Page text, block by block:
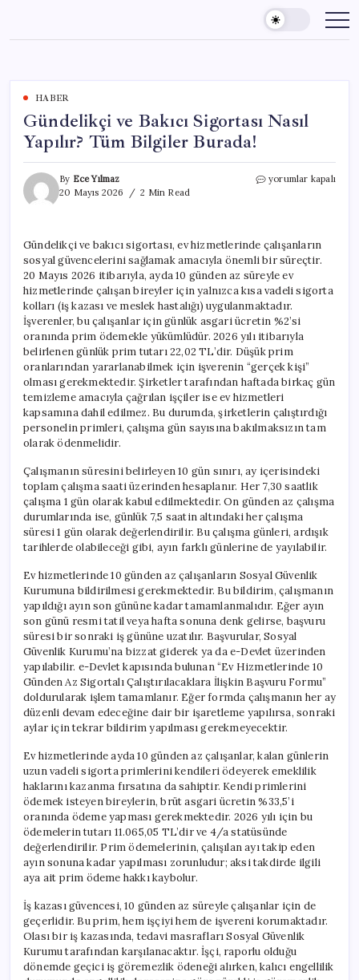
content
HABER
Gündelikçi ve Bakıcı Sigortası Nasıl
Yapılır? Tüm Bilgiler Burada!
By Ece Yılmaz
20 Mayıs 2026
2 Min Read
Gündelikçi
Yapılır?
Tüm
Bilgiler
Burada!
için
yorumlar kapalı
Gündelikçi ve bakıcı sigortası, ev hizmetlerinde çalışanların
sosyal güvencelerini sağlamak amacıyla önemli bir süreçtir.
20 Mayıs 2026 itibarıyla, ayda 10 günden az süreyle ev
hizmetlerinde çalışan bireyler için yalnızca kısa vadeli sigorta
kolları (iş kazası ve meslek hastalığı) uygulanmaktadır.
İşverenler, bu çalışanlar için günlük asgari ücretin %2’si
oranında prim ödemekle yükümlüdür. 2026 yılı itibarıyla
belirlenen günlük prim tutarı 22,02 TL’dir. Düşük prim
oranlarından yararlanabilmek için işverenin “gerçek kişi”
olması gerekmektedir. Şirketler tarafından haftada birkaç gün
temizleme amacıyla çağrılan işçiler ise ev hizmetleri
kapsamına dahil edilmez. Bu durumda, şirketlerin çalıştırdığı
personelin primleri, çalışma gün sayısına bakılmaksızın tam
olarak ödenmelidir.
Çalışmanın süresini belirleyen 10 gün sınırı, ay içerisindeki
toplam çalışma saati üzerinden hesaplanır. Her 7,30 saatlik
çalışma 1 gün olarak kabul edilmektedir. On günden az çalışma
durumlarında ise, günlük 7,5 saatin altındaki her çalışma
süresi 1 gün olarak değerlendirilir. Bu çalışma günleri, ardışık
tarihlerde olabileceği gibi, ayın farklı günlerine de yayılabilir.
Ev hizmetlerinde 10 günden az çalışanların Sosyal Güvenlik
Kurumuna bildirilmesi gerekmektedir. Bu bildirim, çalışmanın
yapıldığı ayın son gününe kadar tamamlanmalıdır. Eğer ayın
son günü resmi tatil veya hafta sonuna denk gelirse, başvuru
süresi bir sonraki iş gününe uzatılır. Başvurular, Sosyal
Güvenlik Kurumu’na bizzat giderek ya da e-Devlet üzerinden
yapılabilir. e-Devlet kapısında bulunan “Ev Hizmetlerinde 10
Günden Az Sigortalı Çalıştırılacaklara İlişkin Başvuru Formu”
doldurularak işlem tamamlanır. Eğer formda çalışmanın her ay
düzenli devam edeceğine dair bir işaretleme yapılırsa, sonraki
aylar için tekrar bildirim yapılması gerekmeyecektir.
Ev hizmetlerinde ayda 10 günden az çalışanlar, kalan günlerin
uzun vadeli sigorta primlerini kendileri ödeyerek emeklilik
haklarını kazanma fırsatına da sahiptir. Kendi primlerini
ödemek isteyen bireylerin, brüt asgari ücretin %33,5’i
oranında ödeme yapması gerekmektedir. 2026 yılı için bu
ödemelerin tutarı 11.065,05 TL’dir ve 4/a statüsünde
değerlendirilir. Prim ödemelerinin, çalışılan ayı takip eden
ayın sonuna kadar yapılması zorunludur; aksi takdirde ilgili
aya ait prim ödeme hakkı kaybolur.
İş kazası güvencesi, 10 günden az süreyle çalışanlar için de
geçerlidir. Bu prim, hem işçiyi hem de işvereni korumaktadır.
Olası bir iş kazasında, tedavi masrafları Sosyal Güvenlik
Kurumu tarafından karşılanacaktır. İşçi, raporlu olduğu
dönemde geçici iş göremezlik ödeneği alırken, kalıcı engellilik